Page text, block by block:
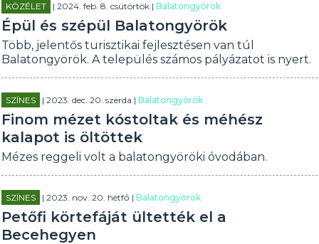
KÖZÉLET | 2024. feb. 8. csütörtök |Balatongyörök
Épül és szépül Balatongyörök
Több, jelentős turisztikai fejlesztésen van túl
Balatongyörök. A település számos pályázatot is nyert.
SZÍNES | 2023. dec. 20. szerda |Balatongyörök
Finom mézet kóstoltak és méhész
kalapot is öltöttek
Mézes reggeli volt a balatongyöröki óvodában.
SZÍNES | 2023. nov. 20. hétfő |Balatongyörök
Petőfi körtefáját ültették el a
Becehegyen